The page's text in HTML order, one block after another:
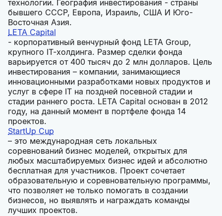
технологии. География инвестирования - страны
бывшего СССР, Европа, Израиль, США И Юго-
Восточная Азия.
LETA Capital
- корпоративный венчурный фонд LETA Group,
крупного IT-холдинга. Размер сделки фонда
варьируется от 400 тысяч до 2 млн долларов. Цель
инвестирования – компании, занимающиеся
инновационными разработками новых продуктов и
услуг в сфере IT на поздней посевной стадии и
стадии раннего роста. LETA Capital основан в 2012
году, на данный момент в портфеле фонда 14
проектов.
StartUp Cup
– это международная сеть локальных
соревнований бизнес моделей, открытых для
любых масштабируемых бизнес идей и абсолютно
бесплатная для участников. Проект сочетает
образовательную и соревновательную программы,
что позволяет не только помогать в создании
бизнесов, но выявлять и награждать команды
лучших проектов.